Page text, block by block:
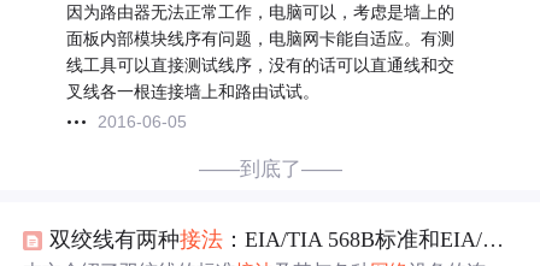
因为路由器无法正常工作，电脑可以，考虑是墙上的
面板内部模块线序有问题，电脑网卡能自适应。有测
线工具可以直接测试线序，没有的话可以直通线和交
叉线各一根连接墙上和路由试试。
2016-06-05
——到底了——
双绞线有两种接法 ：EIA/TIA 568B标准和EIA/TIA 568A标准。具体